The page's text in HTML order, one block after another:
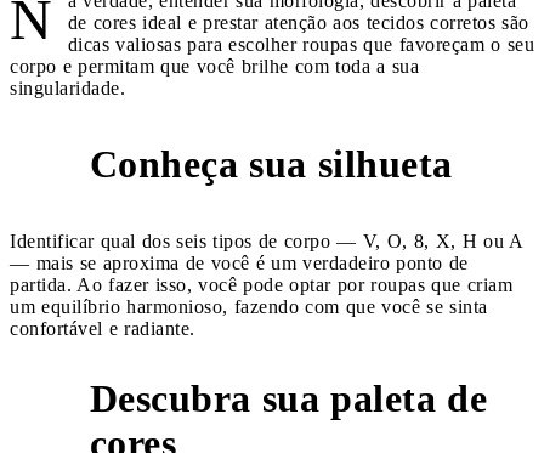
N
de cores ideal e prestar atenção aos tecidos corretos são
dicas valiosas para escolher roupas que favoreçam o seu
corpo e permitam que você brilhe com toda a sua
singularidade.
Conheça sua silhueta
Identificar qual dos seis tipos de corpo — V, O, 8, X, H ou A
— mais se aproxima de você é um verdadeiro ponto de
partida. Ao fazer isso, você pode optar por roupas que criam
um equilíbrio harmonioso, fazendo com que você se sinta
confortável e radiante.
Descubra sua paleta de
cores